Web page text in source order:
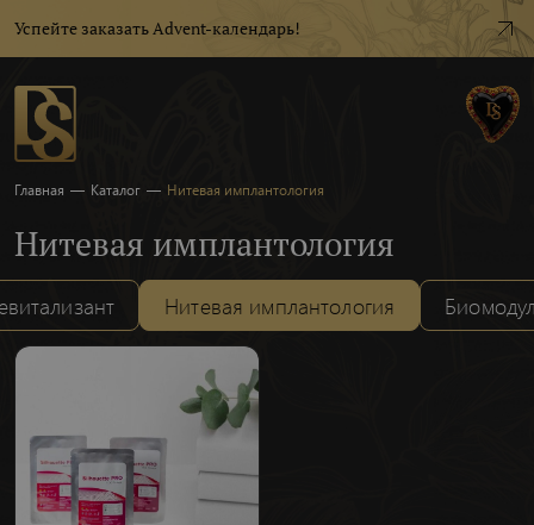
Успейте заказать Advent-календарь!
Главная — Каталог — Нитевая имплантология
Нитевая имплантология
Нитевая имплантология